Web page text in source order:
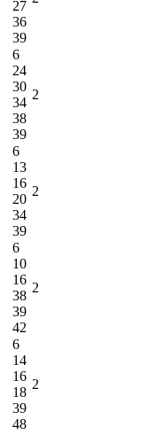
27
36
39
6
24
30
34
38
39
2
6
13
16
20
34
39
2
6
10
16
38
39
42
2
6
14
16
18
39
48
2